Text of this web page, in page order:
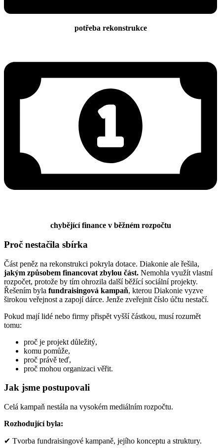
potřeba rekonstrukce
chybějící finance v běžném rozpočtu
Proč nestačila sbírka
Část peněz na rekonstrukci pokryla dotace. Diakonie ale řešila,
jakým způsobem financovat zbylou část. Nemohla využít vlastní
rozpočet, protože by tím ohrozila další běžící sociální projekty.
Řešením byla fundraisingová kampaň, kterou Diakonie vyzve
širokou veřejnost a zapojí dárce. Jenže zveřejnit číslo účtu nestačí.
Pokud mají lidé nebo firmy přispět vyšší částkou, musí rozumět
tomu:
proč je projekt důležitý,
komu pomůže,
proč právě teď,
proč mohou organizaci věřit.
Jak jsme postupovali
Celá kampaň nestála na vysokém mediálním rozpočtu.
Rozhodující byla:
✔ Tvorba fundraisingové kampaně, jejího konceptu a struktury.